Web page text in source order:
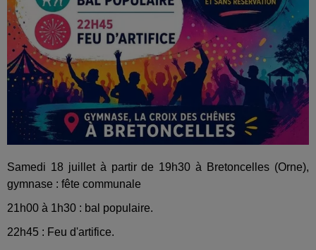
Samedi 18 juillet à partir de 19h30 à Bretoncelles (Orne),
gymnase : fête communale
21h00 à 1h30 : bal populaire.
22h45 : Feu d'artifice.